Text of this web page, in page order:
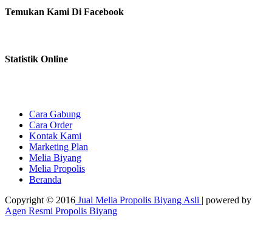
Temukan Kami Di Facebook
Statistik Online
Cara Gabung
Cara Order
Kontak Kami
Marketing Plan
Melia Biyang
Melia Propolis
Beranda
Copyright © 2016 Jual Melia Propolis Biyang Asli | powered by
Agen Resmi Propolis Biyang